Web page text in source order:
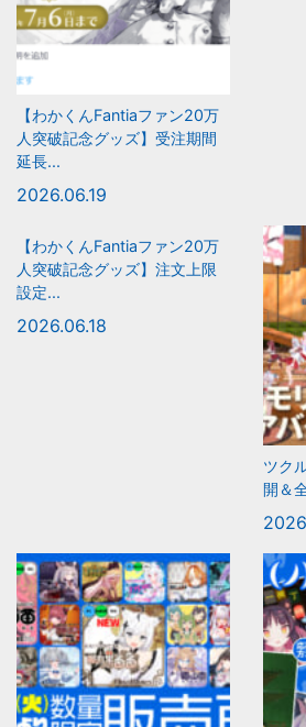
【わかくんFantiaファン20万
人突破記念グッズ】受注期間
延長...
2026.06.19
【わかくんFantiaファン20万
人突破記念グッズ】注文上限
設定...
2026.06.18
ツク
開＆